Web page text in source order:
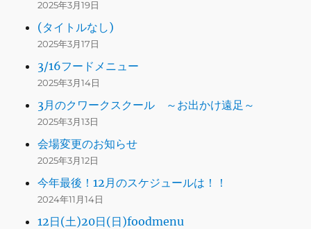
2025年3月19日
(タイトルなし)
2025年3月17日
3/16フードメニュー
2025年3月14日
3月のクワークスクール ～お出かけ遠足～
2025年3月13日
会場変更のお知らせ
2025年3月12日
今年最後！12月のスケジュールは！！
2024年11月14日
12日(土)20日(日)foodmenu